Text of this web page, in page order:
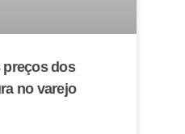
preços dos
no varejo